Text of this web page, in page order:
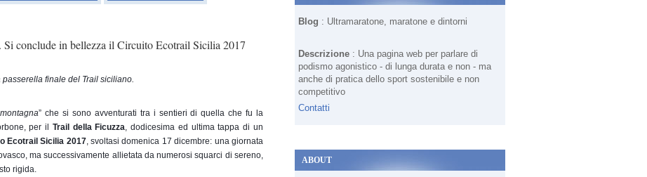
conclude in bellezza il Circuito Ecotrail Sicilia 2017
finale del Trail siciliano.
” che si sono avventurati tra i sentieri di quella che fu la
per il Trail della Ficuzza, dodicesima ed ultima tappa di un
Ecotrail Sicilia 2017, svoltasi domenica 17 dicembre: una giornata
ma successivamente allietata da numerosi squarci di sereno,
rigida.
Blog : Ultramaratone, maratone e dintorni
Descrizione : Una pagina web per parlare di
podismo agonistico - di lunga durata e non - ma
anche di pratica dello sport sostenibile e non
competitivo
Contatti
ABOUT